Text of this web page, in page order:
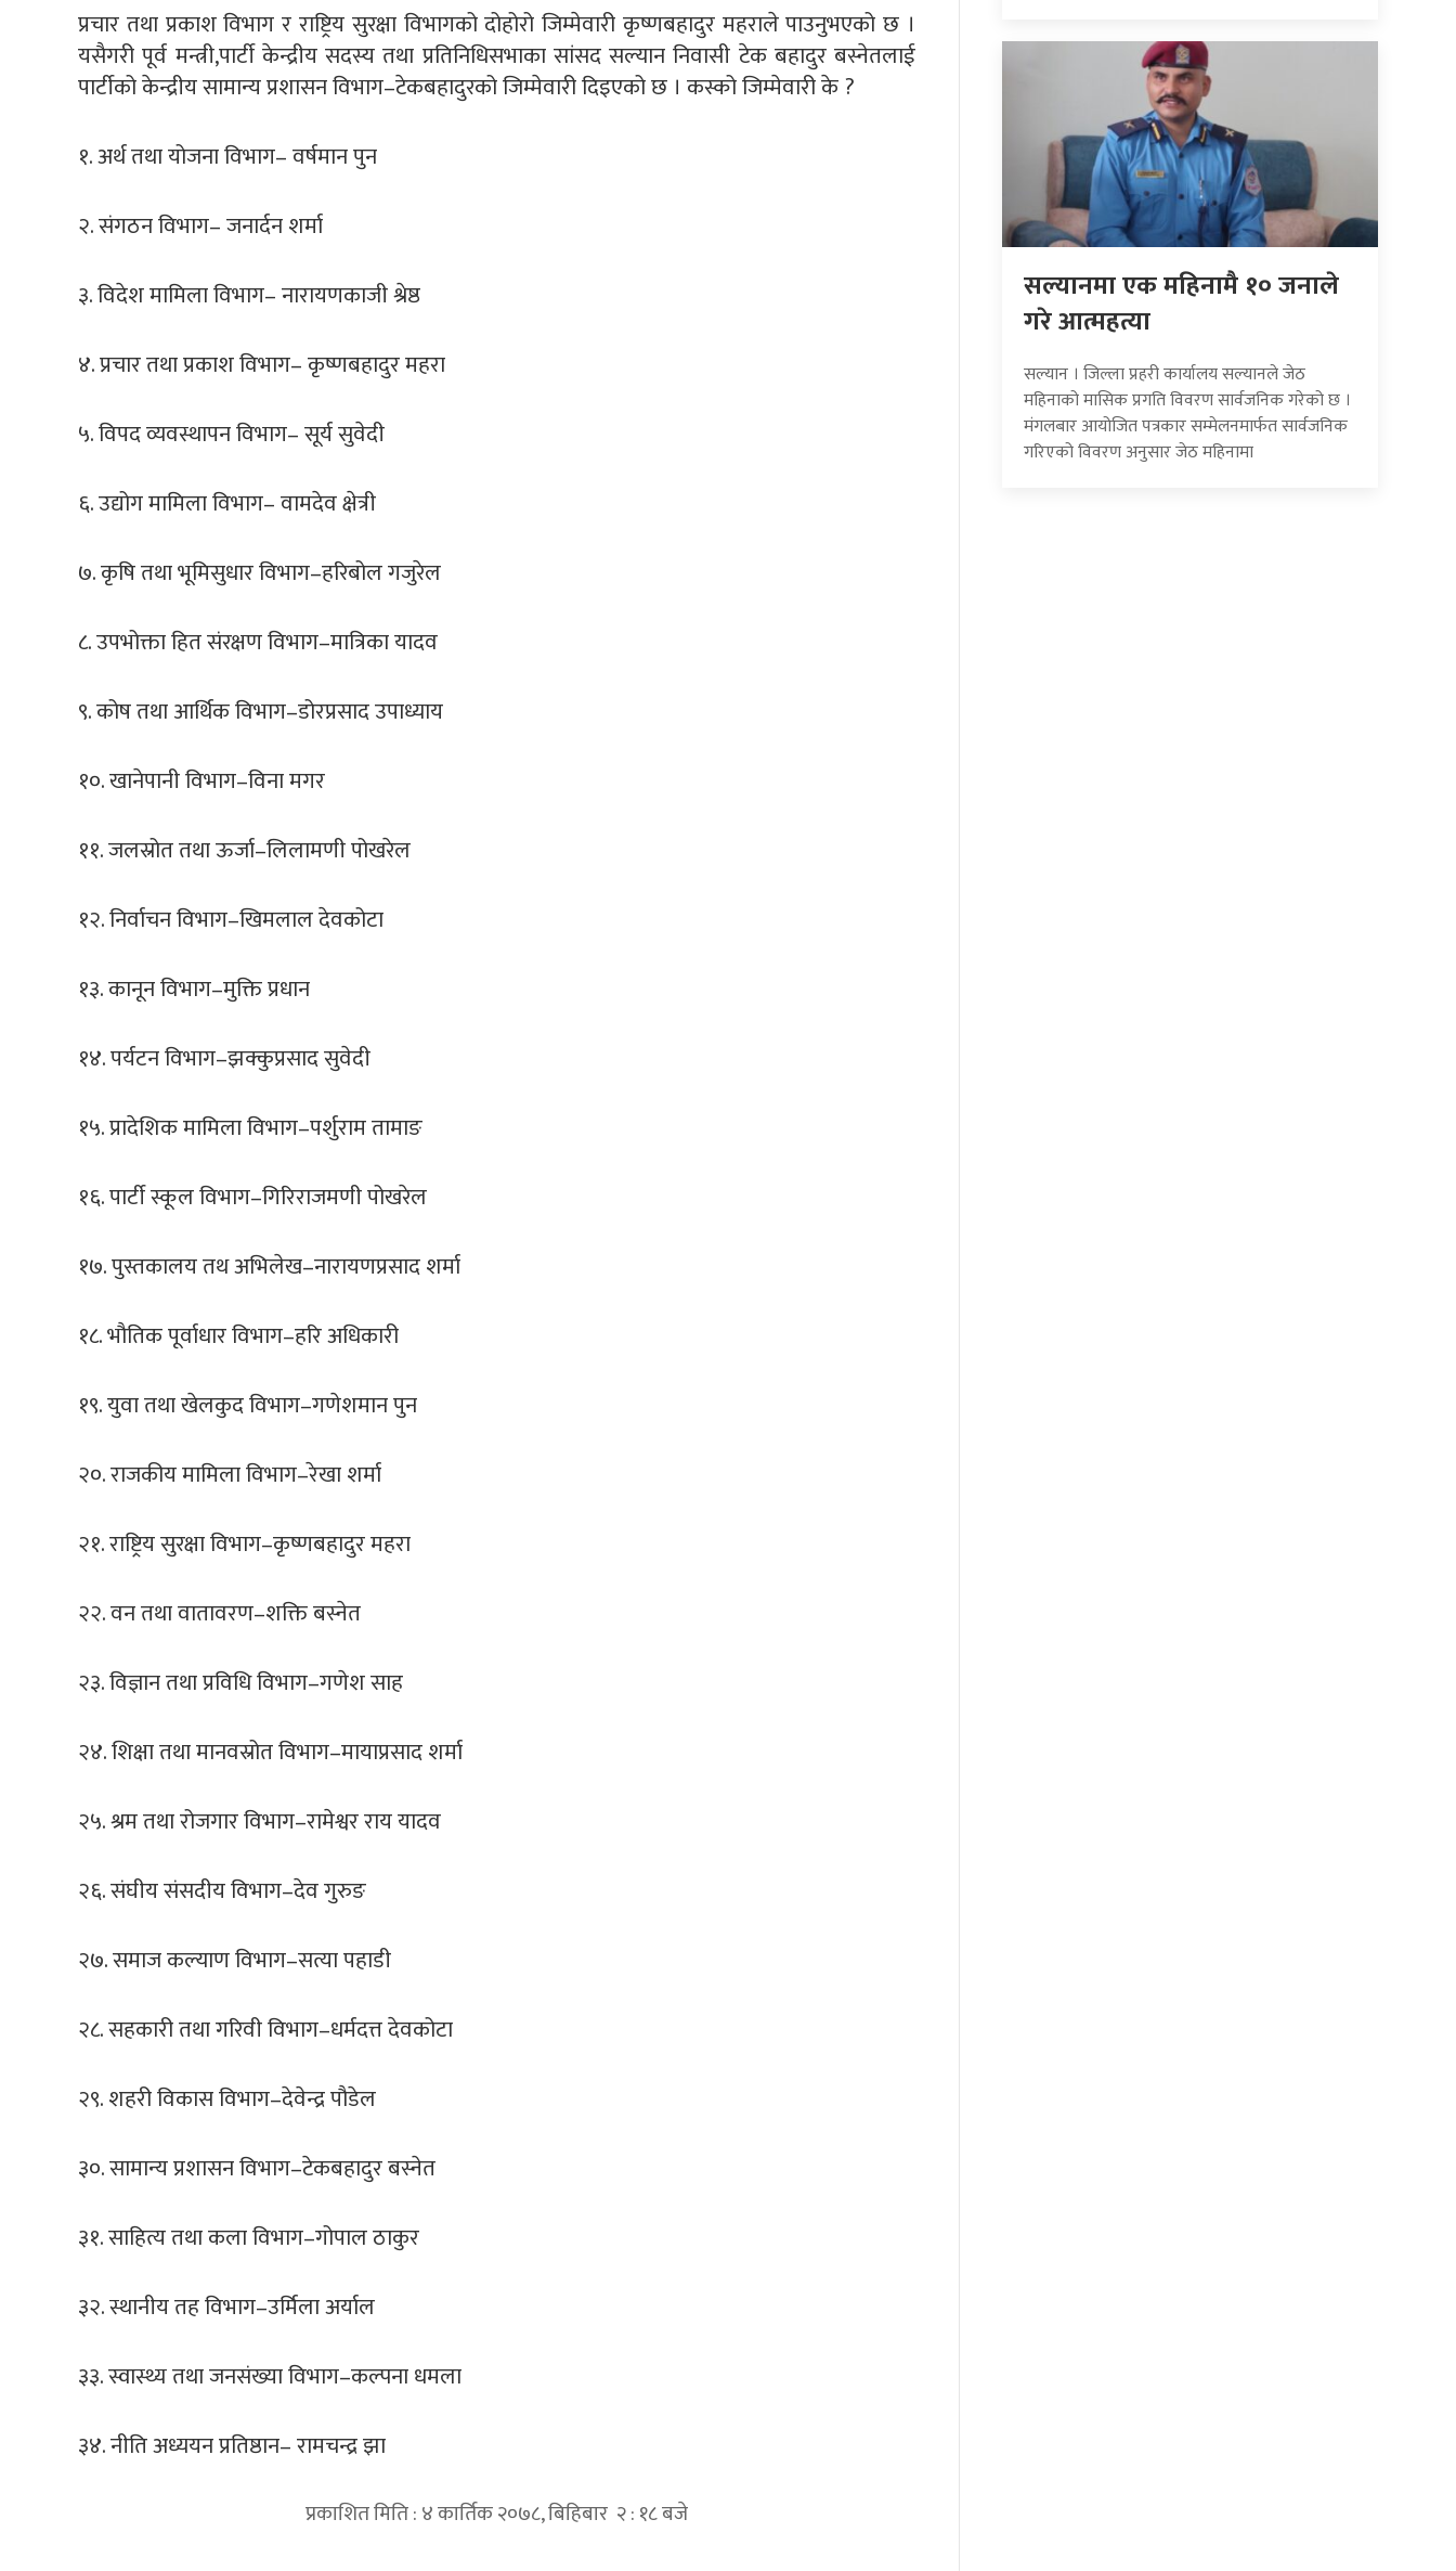
प्रचार तथा प्रकाश विभाग र राष्ट्रिय सुरक्षा विभागको दोहोरो जिम्मेवारी कृष्णबहादुर महराले पाउनुभएको छ ।
यसैगरी पूर्व मन्त्री,पार्टी केन्द्रीय सदस्य तथा प्रतिनिधिसभाका सांसद सल्यान निवासी टेक बहादुर बस्नेतलाई
पार्टीको केन्द्रीय सामान्य प्रशासन विभाग–टेकबहादुरको जिम्मेवारी दिइएको छ । कस्को जिम्मेवारी के ?
१. अर्थ तथा योजना विभाग– वर्षमान पुन
२. संगठन विभाग– जनार्दन शर्मा
३. विदेश मामिला विभाग– नारायणकाजी श्रेष्ठ
४. प्रचार तथा प्रकाश विभाग– कृष्णबहादुर महरा
५. विपद व्यवस्थापन विभाग– सूर्य सुवेदी
६. उद्योग मामिला विभाग– वामदेव क्षेत्री
७. कृषि तथा भूमिसुधार विभाग–हरिबोल गजुरेल
८. उपभोक्ता हित संरक्षण विभाग–मात्रिका यादव
९. कोष तथा आर्थिक विभाग–डोरप्रसाद उपाध्याय
१०. खानेपानी विभाग–विना मगर
११. जलस्रोत तथा ऊर्जा–लिलामणी पोखरेल
१२. निर्वाचन विभाग–खिमलाल देवकोटा
१३. कानून विभाग–मुक्ति प्रधान
१४. पर्यटन विभाग–झक्कुप्रसाद सुवेदी
१५. प्रादेशिक मामिला विभाग–पर्शुराम तामाङ
१६. पार्टी स्कूल विभाग–गिरिराजमणी पोखरेल
१७. पुस्तकालय तथ अभिलेख–नारायणप्रसाद शर्मा
१८. भौतिक पूर्वाधार विभाग–हरि अधिकारी
१९. युवा तथा खेलकुद विभाग–गणेशमान पुन
२०. राजकीय मामिला विभाग–रेखा शर्मा
२१. राष्ट्रिय सुरक्षा विभाग–कृष्णबहादुर महरा
२२. वन तथा वातावरण–शक्ति बस्नेत
२३. विज्ञान तथा प्रविधि विभाग–गणेश साह
२४. शिक्षा तथा मानवस्रोत विभाग–मायाप्रसाद शर्मा
२५. श्रम तथा रोजगार विभाग–रामेश्वर राय यादव
२६. संघीय संसदीय विभाग–देव गुरुङ
२७. समाज कल्याण विभाग–सत्या पहाडी
२८. सहकारी तथा गरिवी विभाग–धर्मदत्त देवकोटा
२९. शहरी विकास विभाग–देवेन्द्र पौडेल
३०. सामान्य प्रशासन विभाग–टेकबहादुर बस्नेत
३१. साहित्य तथा कला विभाग–गोपाल ठाकुर
३२. स्थानीय तह विभाग–उर्मिला अर्याल
३३. स्वास्थ्य तथा जनसंख्या विभाग–कल्पना धमला
३४. नीति अध्ययन प्रतिष्ठान– रामचन्द्र झा
प्रकाशित मिति : ४ कार्तिक २०७८, बिहिबार २ : १८ बजे
सल्यानमा एक महिनामै १० जनाले
गरे आत्महत्या
सल्यान । जिल्ला प्रहरी कार्यालय सल्यानले जेठ
महिनाको मासिक प्रगति विवरण सार्वजनिक गरेको छ ।
मंगलबार आयोजित पत्रकार सम्मेलनमार्फत सार्वजनिक
गरिएको विवरण अनुसार जेठ महिनामा